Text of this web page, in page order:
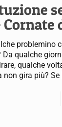
problemino
Da qualche
qualche
non gira più? Se